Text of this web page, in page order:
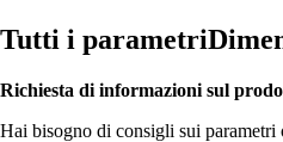
Tutti i parametri
Richiesta di informazioni sul
Hai bisogno di consigli sui parametri